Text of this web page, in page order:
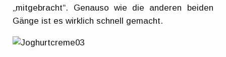
„mitgebracht“. Genauso wie die anderen beiden
Gänge ist es wirklich schnell gemacht.